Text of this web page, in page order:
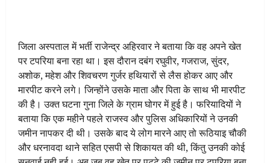
जिला अस्पताल में भर्ती राजेन्द्र अहिरवार ने बताया कि वह अपने खेत
पर टपरिया बना रहा था। इस दौरान दबंग रघुवीर, गजराज, सुंदर,
अशोक, महेश और शिवचरण गुर्जर हथियारों से लैस होकर आए और
मारपीट करने लगे। जिन्होंने उसके माता और पिता के साथ भी मारपीट
की है। उक्त घटना गुना जिले के ग्राम घोगर में हुई है। फरियादियों ने
बताया कि एक महीने पहले राजस्व और पुलिस अधिकारियों ने उनकी
जमीन नापकर दी थी। उसके बाद ये लोग मारने आए तो रूठियाइ चौकी
और धरनावदा थाने सहित एसपी से शिकायत की थी, किंतु उनकी कोई